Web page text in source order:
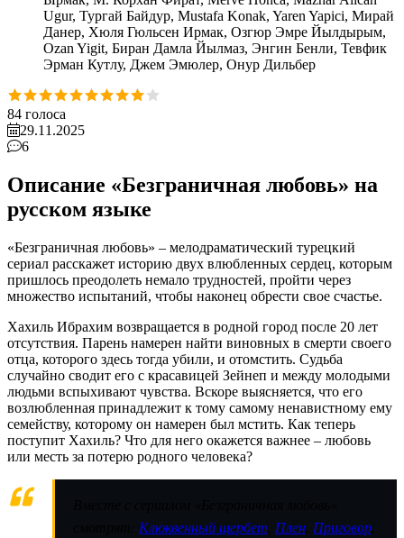
Ugur, Тургай Байдур, Mustafa Konak, Yaren Yapici, Мирай
Данер, Хюля Гюльсен Ирмак, Озгюр Эмре Йылдырым,
Ozan Yigit, Биран Дамла Йылмаз, Энгин Бенли, Тевфик
Эрман Кутлу, Джем Эмюлер, Онур Дильбер
84 голоса
29.11.2025
6
Описание «Безграничная любовь» на
русском языке
«Безграничная любовь» – мелодраматический турецкий
сериал расскажет историю двух влюбленных сердец, которым
пришлось преодолеть немало трудностей, пройти через
множество испытаний, чтобы наконец обрести свое счастье.
Хахиль Ибрахим возвращается в родной город после 20 лет
отсутствия. Парень намерен найти виновных в смерти своего
отца, которого здесь тогда убили, и отомстить. Судьба
случайно сводит его с красавицей Зейнеп и между молодыми
людьми вспыхивают чувства. Вскоре выясняется, что его
возлюбленная принадлежит к тому самому ненавистному ему
семейству, которому он намерен был мстить. Как теперь
поступит Хахиль? Что для него окажется важнее – любовь
или месть за потерю родного человека?
Клюквенный щербет Плен Приговор